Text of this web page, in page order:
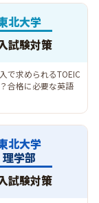
北大学
試験対策
で求められるTOEIC
合格に必要な英語
北大学
理学部
試験対策